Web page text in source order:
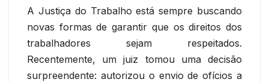
A Justiça do Trabalho está sempre buscando
novas formas de garantir que os direitos dos
trabalhadores sejam respeitados.
Recentemente, um juiz tomou uma decisão
surpreendente: autorizou o envio de ofícios a